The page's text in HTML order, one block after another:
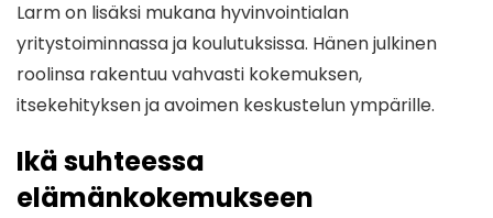
Larm on lisäksi mukana hyvinvointialan
yritystoiminnassa ja koulutuksissa. Hänen julkinen
roolinsa rakentuu vahvasti kokemuksen,
itsekehityksen ja avoimen keskustelun ympärille.
Ikä suhteessa
elämänkokemukseen